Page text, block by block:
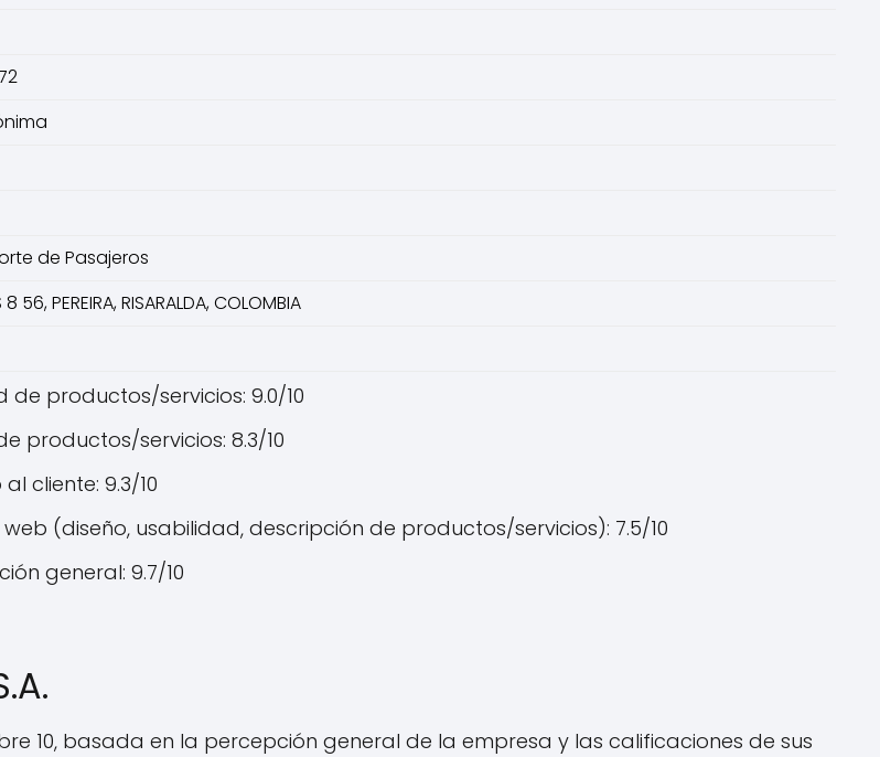
de Pasajeros
8 56, PEREIRA, RISARALDA, COLOMBIA
de productos/servicios: 9.0/10
productos/servicios: 8.3/10
al cliente: 9.3/10
(diseño, usabilidad, descripción de productos/servicios): 7.5/10
general: 9.7/10
10, basada en la percepción general de la empresa y las calificaciones de sus